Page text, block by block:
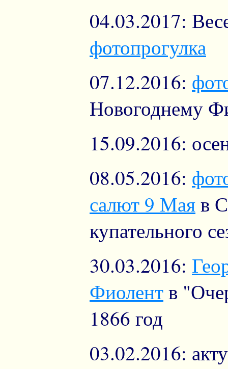
04.03.2017:
фотопрогулка
07.12.2016:
Новогоднему
15.09.2016:
08.05.2016:
салют 9 Маяв
купательного
30.03.2016:
Фиолентв
1866 год
03.02.2016: